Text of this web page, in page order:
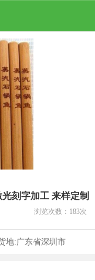
刻字加工 来样定制
浏览次数： 183次
地:广东省深圳市